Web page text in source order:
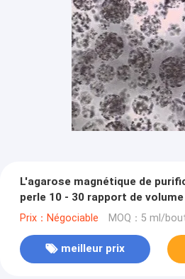
L'agarose magnétique de
perle 10 - 30 rapport de volume
Prix：Négociable MOQ：5 ml/
meilleur prix